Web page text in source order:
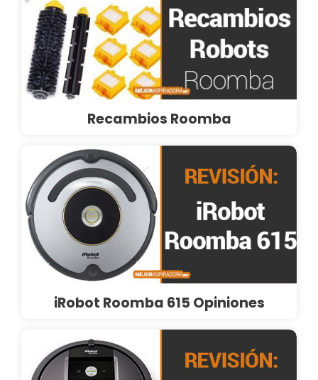
Recambios Roomba
iRobot Roomba 615 Opiniones